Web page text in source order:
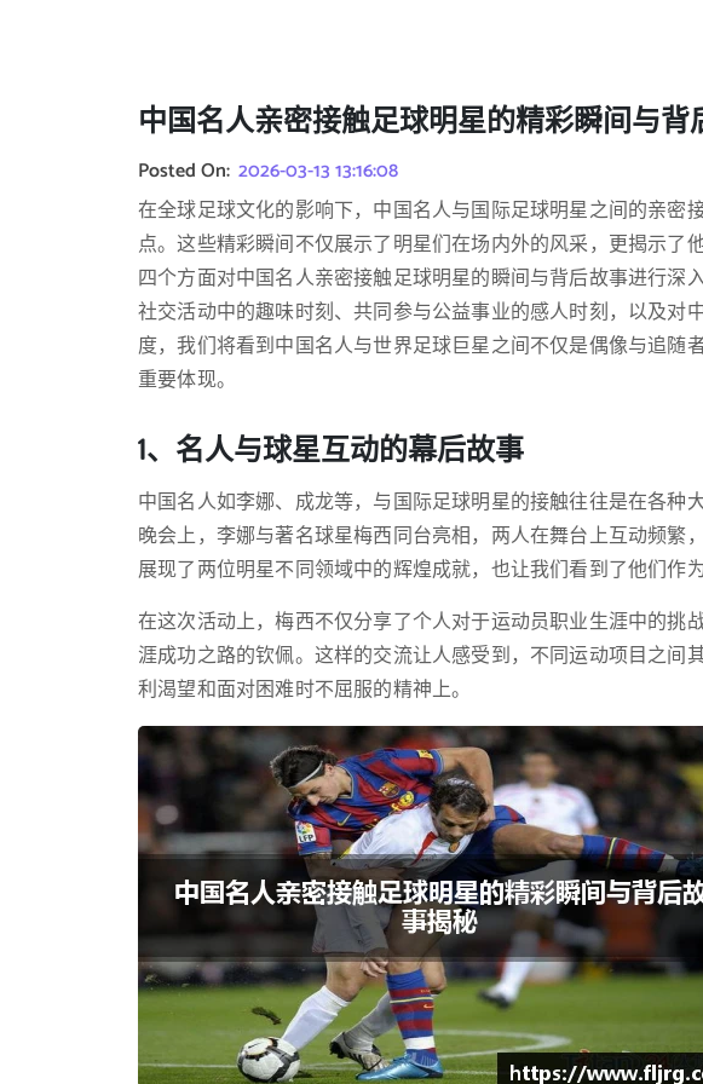
中国名人亲密接触足球明星的精彩瞬间与背
Posted On: 2026-03-13 13:16:08
在全球足球文化的影响下，中国名人与国际足球明星之间的亲密
点。这些精彩瞬间不仅展示了明星们在场内外的风采，更揭示了
四个方面对中国名人亲密接触足球明星的瞬间与背后故事进行深
社交活动中的趣味时刻、共同参与公益事业的感人时刻，以及对
度，我们将看到中国名人与世界足球巨星之间不仅是偶像与追随
重要体现。
1、名人与球星互动的幕后故事
中国名人如李娜、成龙等，与国际足球明星的接触往往是在各种
晚会上，李娜与著名球星梅西同台亮相，两人在舞台上互动频繁
展现了两位明星不同领域中的辉煌成就，也让我们看到了他们作
在这次活动上，梅西不仅分享了个人对于运动员职业生涯中的挑
涯成功之路的钦佩。这样的交流让人感受到，不同运动项目之间
利渴望和面对困难时不屈服的精神上。